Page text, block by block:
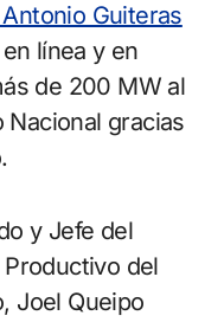
Guiteras
línea y en
de 200 MW al
gracias
y Jefe del
del
Joel Queipo